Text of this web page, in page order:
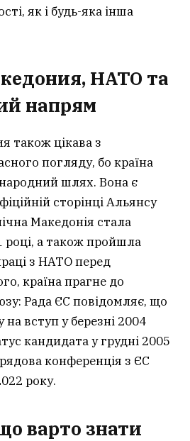
як і будь-яка інша
НАТО та
напрям
також цікава з
погляду, бо країна
шлях. Вона є
сторінці Альянсу
Македонія стала
а також пройшла
з НАТО перед
країна прагне до
Рада ЄС повідомляє, що
вступ у березні 2004
кандидата у грудні 2005
конференція з ЄС
року.
варто знати